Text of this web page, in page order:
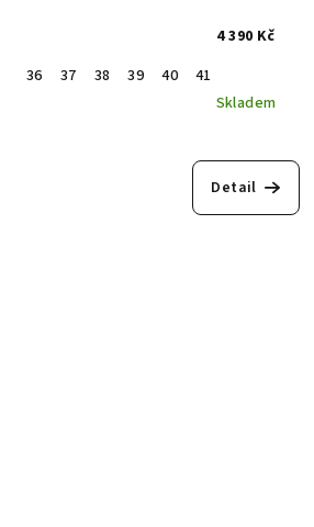
4 390 Kč
36
37 38 39 40
41
Skladem
Detail